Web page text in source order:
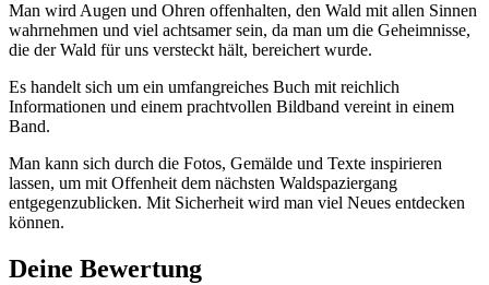
Man wird Augen und Ohren offenhalten, den Wald mit allen Sinnen
wahrnehmen und viel achtsamer sein, da man um die Geheimnisse,
die der Wald für uns versteckt hält, bereichert wurde.
Es handelt sich um ein umfangreiches Buch mit reichlich
Informationen und einem prachtvollen Bildband vereint in einem
Band.
Man kann sich durch die Fotos, Gemälde und Texte inspirieren
lassen, um mit Offenheit dem nächsten Waldspaziergang
entgegenzublicken. Mit Sicherheit wird man viel Neues entdecken
können.
Deine Bewertung